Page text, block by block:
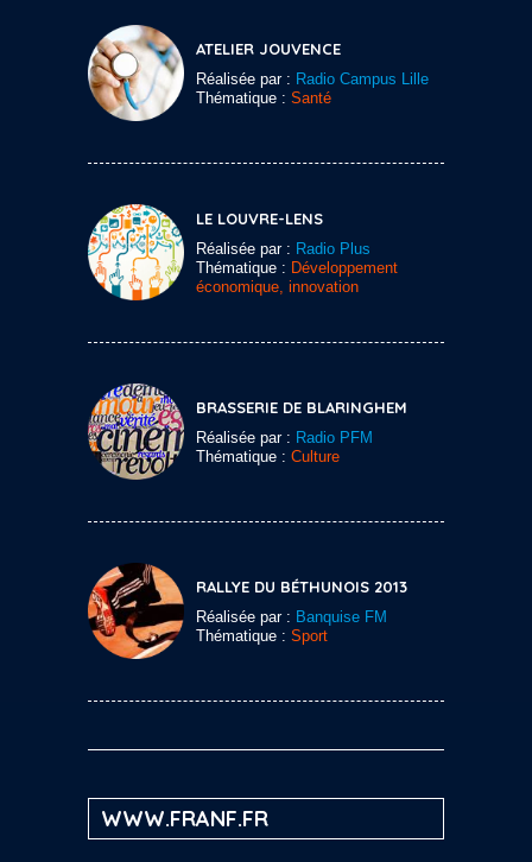
ATELIER JOUVENCE
Réalisée par : Radio Campus Lille
Thématique : Santé
LE LOUVRE-LENS
Réalisée par : Radio Plus
Thématique : Développement
économique, innovation
BRASSERIE DE BLARINGHEM
Réalisée par : Radio PFM
Thématique : Culture
RALLYE DU BÉTHUNOIS 2013
Réalisée par : Banquise FM
Thématique : Sport
WWW.FRANF.FR